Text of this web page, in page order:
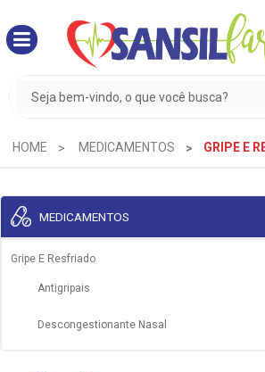
HOME MEDICAMENTOS GRIPE E
MEDICAMENTOS
Gripe E Resfriado
Antigripais
Descongestionante Nasal